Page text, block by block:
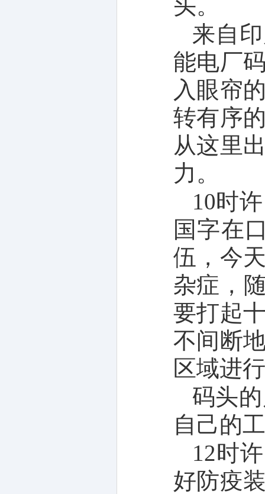
头。
来自
能电厂
入眼帘
转有序
从这里
力。
10时
国字在
伍，今
杂症，
要打起
不间断
区域进
码头
自己的
12时
好防疫